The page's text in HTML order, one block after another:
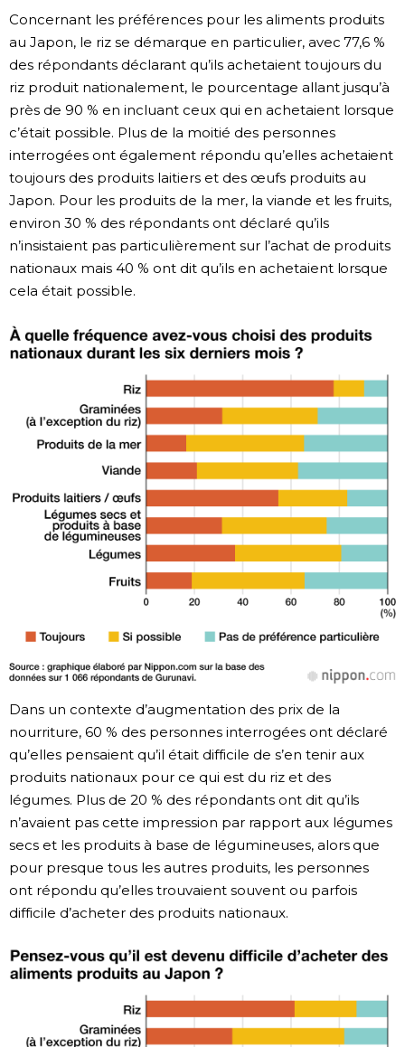
Concernant les préférences pour les aliments produits
au Japon, le riz se démarque en particulier, avec 77,6 %
des répondants déclarant qu’ils achetaient toujours du
riz produit nationalement, le pourcentage allant jusqu’à
près de 90 % en incluant ceux qui en achetaient lorsque
c’était possible. Plus de la moitié des personnes
interrogées ont également répondu qu’elles achetaient
toujours des produits laitiers et des œufs produits au
Japon. Pour les produits de la mer, la viande et les fruits,
environ 30 % des répondants ont déclaré qu’ils
n’insistaient pas particulièrement sur l’achat de produits
nationaux mais 40 % ont dit qu’ils en achetaient lorsque
cela était possible.
Dans un contexte d’augmentation des prix de la
nourriture, 60 % des personnes interrogées ont déclaré
qu’elles pensaient qu’il était difficile de s’en tenir aux
produits nationaux pour ce qui est du riz et des
légumes. Plus de 20 % des répondants ont dit qu’ils
n’avaient pas cette impression par rapport aux légumes
secs et les produits à base de légumineuses, alors que
pour presque tous les autres produits, les personnes
ont répondu qu’elles trouvaient souvent ou parfois
difficile d’acheter des produits nationaux.